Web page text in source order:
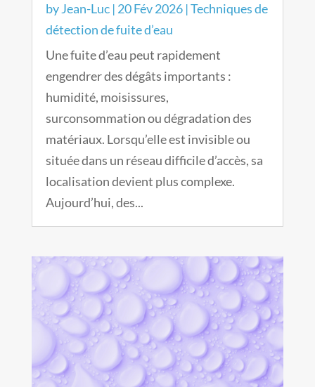
byJean-Luc| 20 Fév 2026|Techniques de
détection de fuite d’eau
Une fuite d’eau peut rapidement
engendrer des dégâts importants :
humidité, moisissures,
surconsommation ou dégradation des
matériaux. Lorsqu’elle est invisible ou
située dans un réseau difficile d’accès, sa
localisation devient plus complexe.
Aujourd’hui, des...